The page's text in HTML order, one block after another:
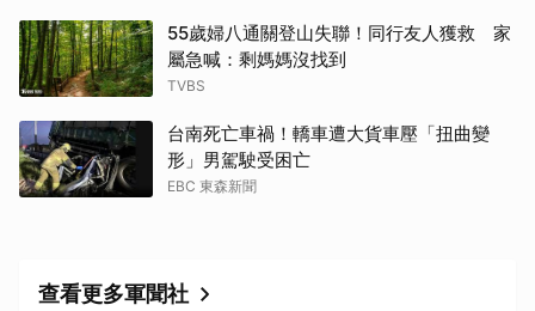
55歲婦八通關登山失聯！同行友人獲救 家
屬急喊：剩媽媽沒找到
TVBS
台南死亡車禍！轎車遭大貨車壓「扭曲變
形」男駕駛受困亡
EBC 東森新聞
查看更多軍聞社